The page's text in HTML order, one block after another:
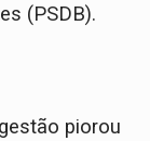
(PSDB).
piorou